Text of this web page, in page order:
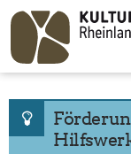
Skip
content